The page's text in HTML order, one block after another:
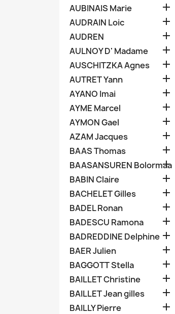
AUBINAIS Marie 
AUDRAIN Loic 
AUDREN 
AULNOY D' Madame 
AUSCHITZKA Agnes 
AUTRET Yann 
AYANO Imai 
AYME Marcel 
AYMON Gael 
AZAM Jacques 
BAAS Thomas 
BAASANSUREN Bolormaa

BABIN Claire 
BACHELET Gilles 
BADEL Ronan 
BADESCU Ramona 
BADREDDINE Delphine 
BAER Julien 
BAGGOTT Stella 
BAILLET Christine 
BAILLET Jean gilles 
BAILLY Pierre 